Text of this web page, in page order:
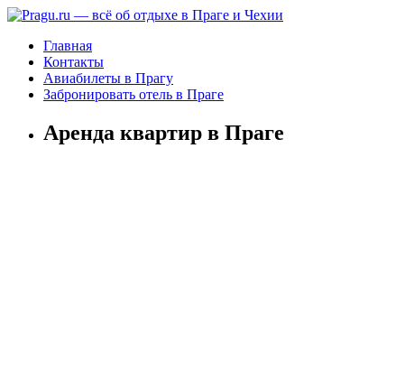
Главная
Контакты
Авиабилеты в Прагу
Забронировать отель в Праге
Аренда квартир в Праге